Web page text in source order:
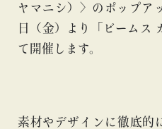
blog
ヤマニシ）〉のポップア
日（金）より「ビームス
て開催します。
素材やデザインに徹底的